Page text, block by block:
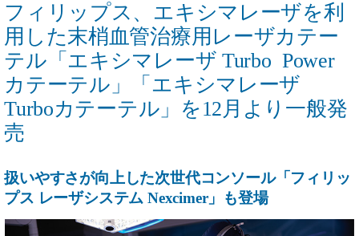
フィリップス、エキシマレーザを利
用した末梢血管治療用レーザカテー
テル「エキシマレーザ Turbo Power
カテーテル」「エキシマレーザ
Turboカテーテル」を12月より一般発
売
扱いやすさが向上した次世代コンソール「フィリッ
プス レーザシステム Nexcimer」も登場